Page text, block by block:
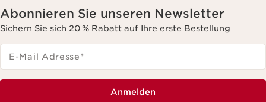
Abonnieren Sie unseren Newsletter
Sichern Sie sich 20 % Rabatt auf Ihre erste Bestellung
E-Mail Adresse*
Anmelden